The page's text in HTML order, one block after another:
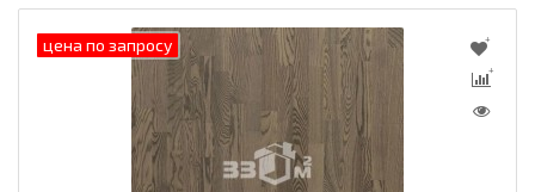
цена по запросу